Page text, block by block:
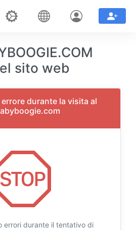
sito web
durante la visita al
errori durante il tentativo di